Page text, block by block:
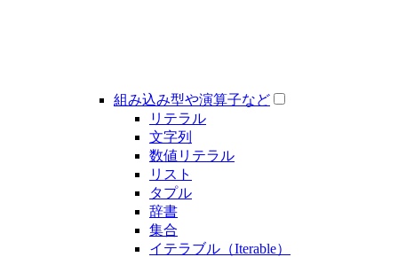
組み込み型や演算子など
リテラル
文字列
数値リテラル
リスト
タプル
辞書
集合
イテラブル（Iterable）